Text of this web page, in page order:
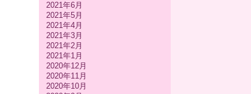
2021年6月
2021年5月
2021年4月
2021年3月
2021年2月
2021年1月
2020年12月
2020年11月
2020年10月